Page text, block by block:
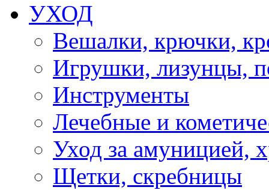
УХОД
Вешалки, крючки,
Игрушки, лизунцы,
Инструменты
Лечебные и
Уход за амуницией,
Щетки, скребницы